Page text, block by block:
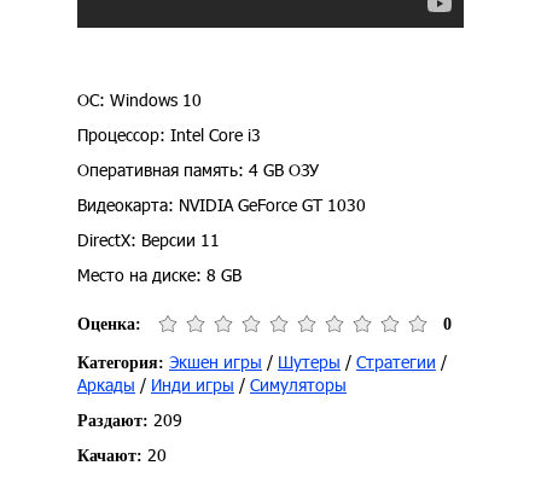
ОС: Windows 10
Процессор: Intel Core i3
Оперативная память: 4 GB ОЗУ
Видеокарта: NVIDIA GeForce GT 1030
DirectX: Версии 11
Место на диске: 8 GB
Оценка: 0
Категория: Экшен игры / Шутеры / Стратегии /
Аркады / Инди игры / Симуляторы
Раздают: 209
Качают: 20